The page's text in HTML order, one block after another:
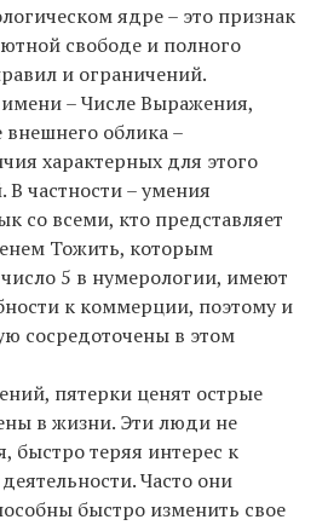
ядре – это признак
свободе и полного
и ограничений.
имени – Числе Выражения,
облика –
характерных для этого
В частности – умения
со всеми, кто представляет
Тожить, которым
5 в нумерологии, имеют
к коммерции, поэтому и
сосредоточены в этом
пятерки ценят острые
в жизни. Эти люди не
быстро теряя интерес к
Часто они
быстро изменить свое